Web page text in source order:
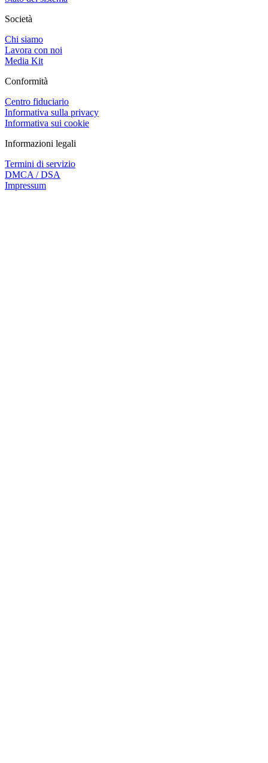
Società
Chi siamo
Lavora con noi
Media Kit
Conformità
Centro fiduciario
Informativa sulla privacy
Informativa sui cookie
Informazioni legali
Termini di servizio
DMCA / DSA
Impressum